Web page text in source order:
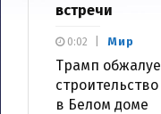
встречи
Мир
Трамп
в Белом доме
0:02